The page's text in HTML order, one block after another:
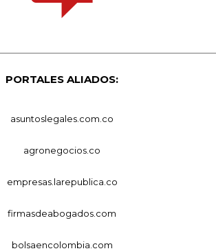
PORTALES ALIADOS:
asuntoslegales.com.co
agronegocios.co
empresas.larepublica.co
firmasdeabogados.com
bolsaencolombia.com